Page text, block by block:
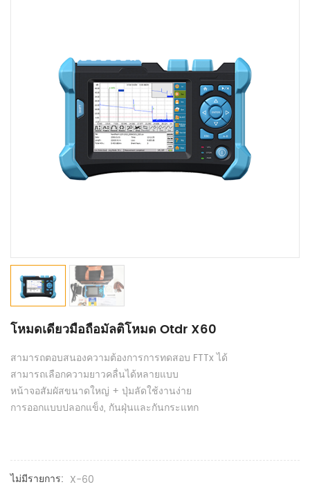
โหมดเดียวมือถือมัลติโหมด Otdr X60
สามารถตอบสนองความต้องการการทดสอบ FTTx ได้
สามารถเลือกความยาวคลื่นได้หลายแบบ
หน้าจอสัมผัสขนาดใหญ่ + ปุ่มลัดใช้งานง่าย
การออกแบบปลอกแข็ง, กันฝุ่นและกันกระแทก
ไม่มีรายการ: X-60